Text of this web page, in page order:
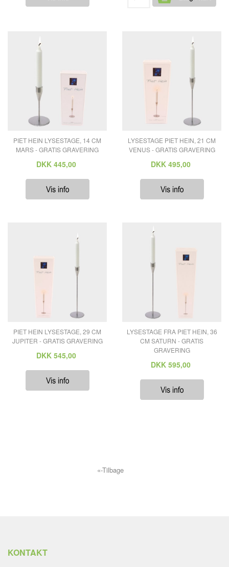
PIET HEIN LYSESTAGE, 14 CM
MARS - GRATIS GRAVERING
DKK 445,00
LYSESTAGE PIET HEIN, 21 CM
VENUS - GRATIS GRAVERING
DKK 495,00
PIET HEIN LYSESTAGE, 29 CM
JUPITER - GRATIS GRAVERING
DKK 545,00
LYSESTAGE FRA PIET HEIN, 36
CM SATURN - GRATIS
GRAVERING
DKK 595,00
«-Tilbage
KONTAKT